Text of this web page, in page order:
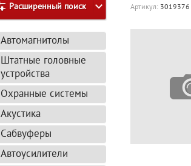
Артикул: 3019376
Расширенный поиск
Автомагнитолы
Штатные головные
устройства
Охранные системы
Акустика
Сабвуферы
Автоусилители